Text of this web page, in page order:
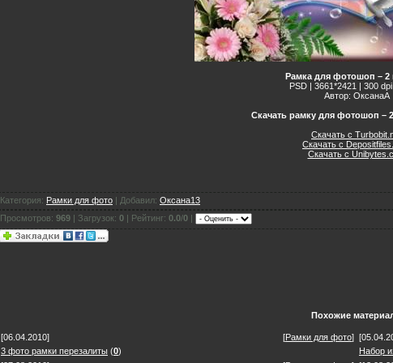
Рамка для фотошоп – 2
PSD | 3661*2421 | 300
Автор: ОксанаА
Скачать рамку для фотошоп –
Скачать с
Скачать с
Скачать с
Категория: Рамки для фото | Добавил: Оксана13
Просмотров: 969 | Загрузок: 0 | Рейтинг: 0.0/0 |
Похожие
[06.04.2010] [Рамки для фото]
3 фото рамки перезалиты (0)
Набор